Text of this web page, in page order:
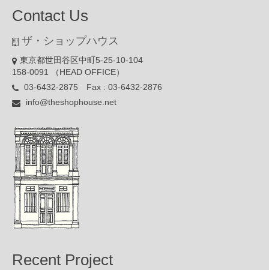
Contact Us
ザ・ショップハウス
東京都世田谷区中町5-25-10-104
158-0091 （HEAD OFFICE）
03-6432-2875 Fax : 03-6432-2876
info@theshophouse.net
Recent Project